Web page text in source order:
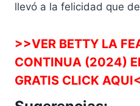
llevó a la felicidad que
>>VER BETTY LA
CONTINUA (2024)
GRATIS CLICK